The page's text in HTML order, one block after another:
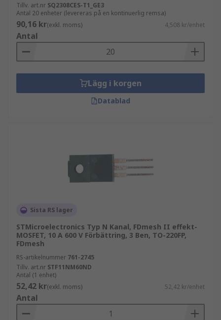
Tillv. art.nr SQ2308CES-T1_GE3
Antal 20 enheter (levereras på en kontinuerlig remsa)
90,16 kr(exkl. moms) 4,508 kr/enhet
Antal
Lägg i korgen
Datablad
Sista RS lager
STMicroelectronics Typ N Kanal, FDmesh II effekt-
MOSFET, 10 A 600 V Förbättring, 3 Ben, TO-220FP,
FDmesh
RS-artikelnummer 761-2745
Tillv. art.nr STF11NM60ND
Antal (1 enhet)
52,42 kr(exkl. moms) 52,42 kr/enhet
Antal